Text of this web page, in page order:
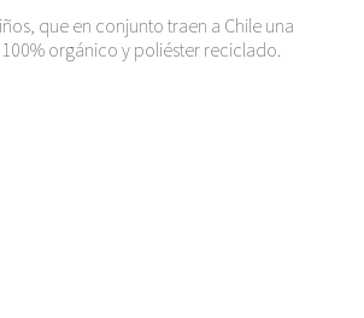
que en conjunto traen a Chile una
orgánico y poliéster reciclado.